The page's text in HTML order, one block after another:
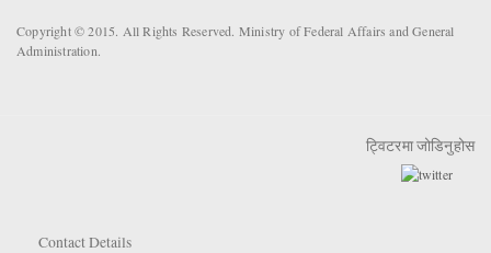
Copyright © 2015. All Rights Reserved. Ministry of Federal Affairs and General
Administration.
ट्विटरमा जोडिनुहोस
Contact Details